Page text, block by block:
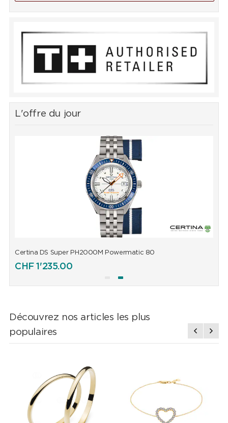
L'offre du jour
Certina DS Super PH2000M Powermatic 80
CHF1'235.00
Découvrez nos articles les plus
populaires